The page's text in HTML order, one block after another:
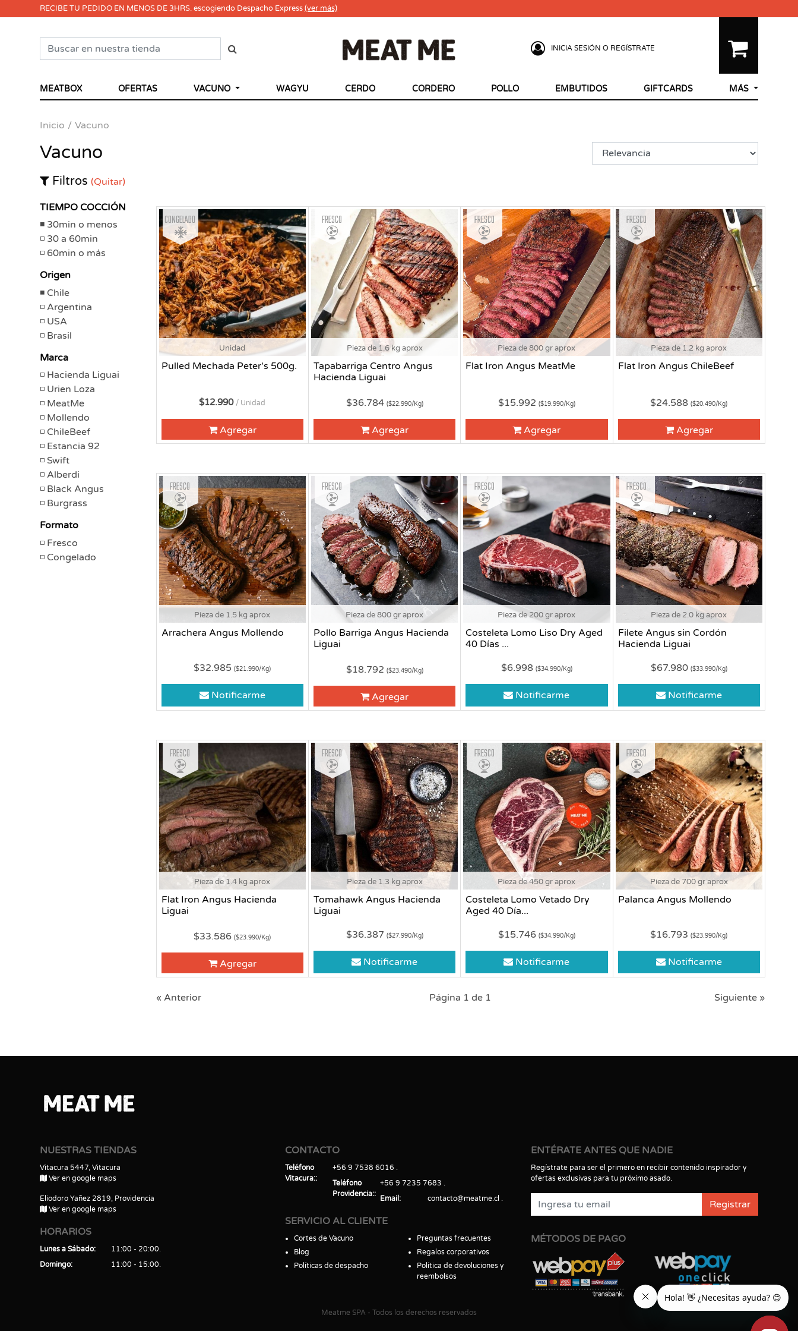
RECIBE TU PEDIDO EN MENOS DE 3HRS. escogiendo Despacho Express(ver más)
INICIA SESIÓN O REGÍSTRATE
MEATBOX OFERTAS VACUNO WAGYU CERDO CORDERO POLLO EMBUTIDOS GIFTCARDS MÁS
Inicio Vacuno
Vacuno
Filtros (Quitar)
TIEMPO COCCIÓN
30min o menos
30 a 60min
60min o más
Origen
Chile
Argentina
USA
Brasil
Marca
Hacienda Liguai
Urien Loza
MeatMe
Mollendo
ChileBeef
Estancia 92
Swift
Alberdi
Black Angus
Burgrass
Formato
Fresco
Congelado
Unidad
Pulled Mechada Peter's 500g.
Congelado
$12.990 / Unidad
Agregar
Pieza de 1.6 kg aprox
Tapabarriga Centro Angus
Hacienda Liguai
Fresco
$36.784 ($22.990/Kg)
Agregar
Pieza de 800 gr aprox
Flat Iron Angus MeatMe
Fresco
$15.992 ($19.990/Kg)
Agregar
Pieza de 1.2 kg aprox
Flat Iron Angus ChileBeef
Fresco
$24.588($20.490/Kg)
Agregar
Pieza de 1.5 kg aprox
Arrachera Angus Mollendo
Fresco
$32.985($21.990/Kg)
Notificarme
Pieza de 800 gr aprox
Pollo Barriga Angus Hacienda
Liguai
Fresco
$18.792 ($23.490/Kg)
Agregar
Pieza de 200 gr aprox
Costeleta Lomo Liso Dry Aged
40 Días ...
Fresco
$6.998 ($34.990/Kg)
Notificarme
Pieza de 2.0 kg aprox
Filete Angus sin Cordón
Hacienda Liguai
Fresco
$67.980 ($33.990/Kg)
Notificarme
Pieza de 1.4 kg aprox
Flat Iron Angus Hacienda
Liguai
Fresco
$33.586($23.990/Kg)
Agregar
Pieza de 1.3 kg aprox
Tomahawk Angus Hacienda
Liguai
Fresco
$36.387 ($27.990/Kg)
Notificarme
Pieza de 450 gr aprox
Costeleta Lomo Vetado Dry
Aged 40 Día...
Fresco
$15.746 ($34.990/Kg)
Notificarme
Pieza de 700 gr aprox
Palanca Angus Mollendo
Fresco
$16.793($23.990/Kg)
Notificarme
« Anterior Página 1 de 1 Siguiente »
NUESTRAS TIENDAS
Vitacura 5447, Vitacura
Ver en google maps
Eliodoro Yañez 2819, Providencia
Ver en google maps
HORARIOS
Lunes a Sábado
11:00 - 20:00
Domingo
11:00 - 15:00
CONTACTO
Teléfono
Vitacura:
+56 9 7538 6016
Teléfono
Providencia:
+56 9 7235 7683
Email
contacto@meatme.cl
SERVICIO AL CLIENTE
Cortes de Vacuno
Blog
Políticas de despacho
Preguntas frecuentes
Regalos corporativos
Política de devoluciones y
reembolsos
ENTÉRATE ANTES QUE NADIE
Regístrate para ser el primero en recibir contenido inspirador y
ofertas exclusivas para tu próximo asado.
Registrar
MÉTODOS DE PAGO
Meatme SPA - Todos los derechos reservados